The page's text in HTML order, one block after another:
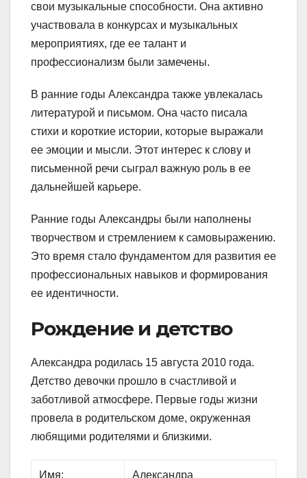
свои музыкальные способности. Она активно
участвовала в конкурсах и музыкальных
мероприятиях, где ее талант и
профессионализм были замечены.
В ранние годы Александра также увлекалась
литературой и письмом. Она часто писала
стихи и короткие истории, которые выражали
ее эмоции и мысли. Этот интерес к слову и
письменной речи сыграл важную роль в ее
дальнейшей карьере.
Ранние годы Александры были наполнены
творчеством и стремлением к самовыражению.
Это время стало фундаментом для развития ее
профессиональных навыков и формирования
ее идентичности.
Рождение и детство
Александра родилась 15 августа 2010 года.
Детство девочки прошло в счастливой и
заботливой атмосфере. Первые годы жизни
провела в родительском доме, окруженная
любящими родителями и близкими.
Имя: Александра